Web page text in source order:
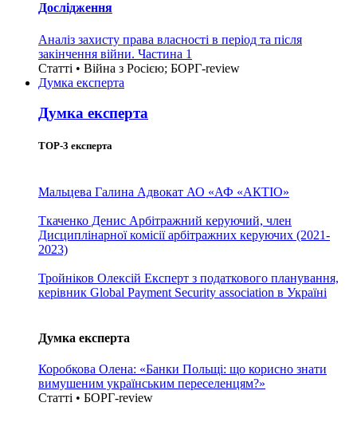
Дослідження
Аналіз захисту права власності в період та після
закінчення війни. Частина 1
Статті • Війна з Росією; БОРГ-review
Думка експерта
Думка експерта
TOP-3 експерта
Мальцева Галина Адвокат АО «АФ «АКТІО»
Ткаченко Денис Арбітражний керуючий, член
Дисциплінарної комісії арбітражних керуючих (2021-
2023)
Тройніков Олексій Експерт з податкового планування,
керівник Global Payment Security association в Україні
Думка експерта
Коробкова Олена: «Банки Польщі: що корисно знати
вимушеним українським переселенцям?»
Статті • БОРГ-review